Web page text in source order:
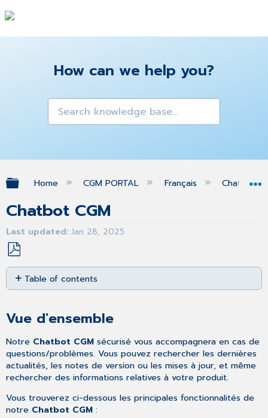
How can we help you?
Expand/collapse global hierarchy
Home CGM PORTAL Français Chatbot
Chatbot CGM
Last updated Jan 28, 2025
Save
as
PDF
Table of contents
Chatbot
–
Fonctionnalités
Vue d'ensemble
Notre Chatbot CGM sécurisé vous accompagnera en cas de
questions/problèmes. Vous pouvez rechercher les dernières
actualités, les notes de version ou les mises à jour, et même
rechercher des informations relatives à votre produit.
Vous trouverez ci-dessous les principales fonctionnalités de
notre Chatbot CGM :